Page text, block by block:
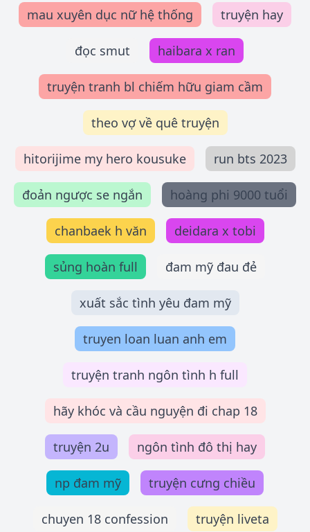
mau xuyên dục nữ hệ thống truyện hay
đọc smut haibara x ran
truyện tranh bl chiếm hữu giam cầm
theo vợ về quê truyện
hitorijime my hero kousuke run bts 2023
đoản ngược se ngắn hoàng phi 9000 tuổi
chanbaek h văn deidara x tobi
sủng hoàn full đam mỹ đau đẻ
xuất sắc tình yêu đam mỹ
truyen loan luan anh em
truyện tranh ngôn tình h full
hãy khóc và cầu nguyện đi chap 18
truyện 2u ngôn tình đô thị hay
np đam mỹ truyện cưng chiều
chuyen 18 confession truyện liveta